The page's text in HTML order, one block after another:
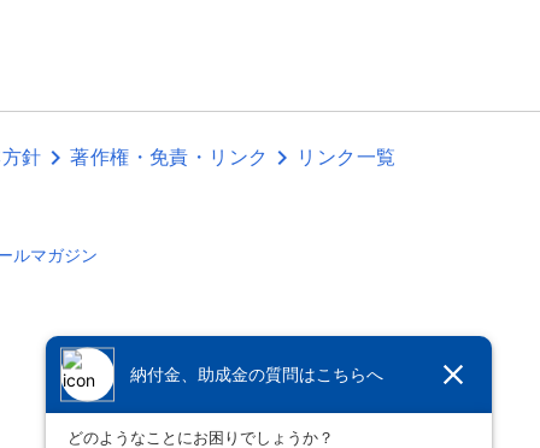
針 著作権・免責・リンク
リンク一覧
ルマガジン